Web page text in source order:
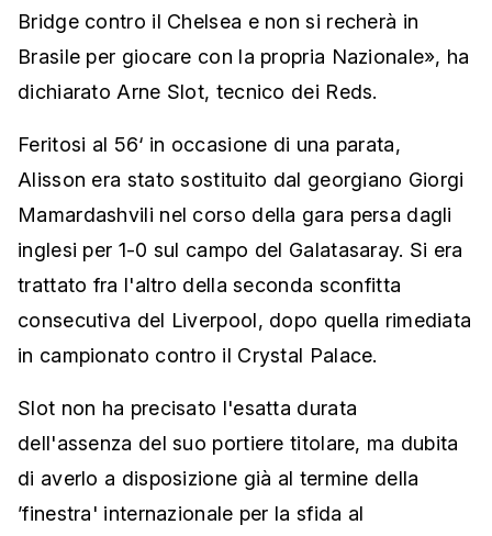
Bridge contro il Chelsea e non si recherà in
Brasile per giocare con la propria Nazionale», ha
dichiarato Arne Slot, tecnico dei Reds.
Feritosi al 56‘ in occasione di una parata,
Alisson era stato sostituito dal georgiano Giorgi
Mamardashvili nel corso della gara persa dagli
inglesi per 1-0 sul campo del Galatasaray. Si era
trattato fra l'altro della seconda sconfitta
consecutiva del Liverpool, dopo quella rimediata
in campionato contro il Crystal Palace.
Slot non ha precisato l'esatta durata
dell'assenza del suo portiere titolare, ma dubita
di averlo a disposizione già al termine della
’finestra' internazionale per la sfida al